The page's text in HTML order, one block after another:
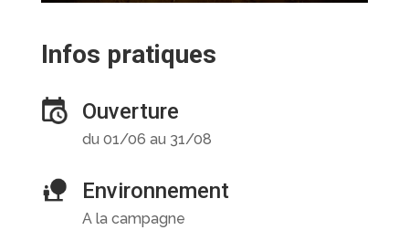
Infos pratiques
Ouverture
du 01/06 au 31/08
Environnement
A la campagne